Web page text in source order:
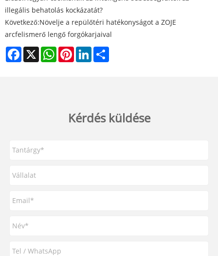
illegális behatolás kockázatát?
Következő:Növelje a repülőtéri hatékonyságot a ZOJE
arcfelismerő lengő forgókarjaival
Facebook
X WhatsAppPinterestLinkedIn
Kérdés küldése